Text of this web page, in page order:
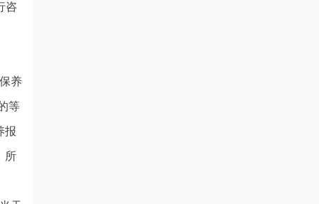
咨
养
等
报
所